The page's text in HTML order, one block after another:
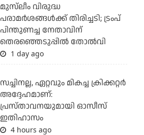
മുസ്‌ലീം വിരുദ്ധ
പരാമര്‍ശങ്ങള്‍ക്ക് തിരിച്ചടി; ട്രംപ്
പിന്തുണച്ച നേതാവിന്
തെരഞ്ഞെടുപ്പില്‍ തോല്‍വി
1 day ago
സച്ചിനല്ല, ഏറ്റവും മികച്ച ക്രിക്കറ്റര്‍
അദ്ദേഹമാണ്:
പ്രസ്താവനയുമായി ഓസീസ്
ഇതിഹാസം
4 hours ago